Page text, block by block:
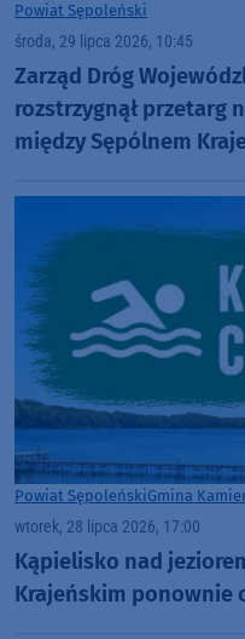
Powiat Sępoleński
środa, 29 lipca 2026, 10:45
Zarząd Dróg
rozstrzygnął przetarg
między Sępólnem
Powiat SępoleńskiGmina
wtorek, 28 lipca 2026, 17:00
Kąpielisko nad
Krajeńskim ponownie